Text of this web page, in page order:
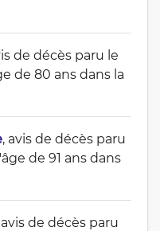
de décès paru le
de 80 ans dans la
, avis de décès paru
de 91 ans dans
avis de décès paru